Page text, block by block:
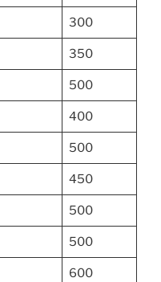
300
350
500
400
500
450
500
500
600